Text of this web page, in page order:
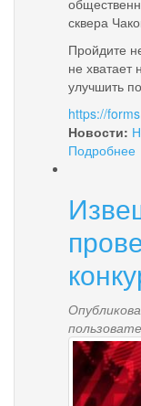
сквера
Пройдите
не хватает
улучшить
https://
Новости:
Подробнее
news-